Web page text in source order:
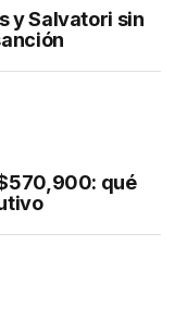
y Salvatori sin
qué